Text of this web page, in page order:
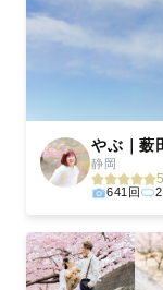
やぶ｜薮
静岡
641回